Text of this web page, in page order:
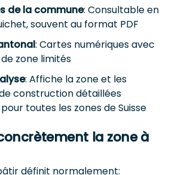
de la commune: Consultable en
souvent au format PDF
: Cartes numériques avec
zone limités
: Affiche la zone et les
construction détaillées
toutes les zones de Suisse
la zone à
définit normalement: